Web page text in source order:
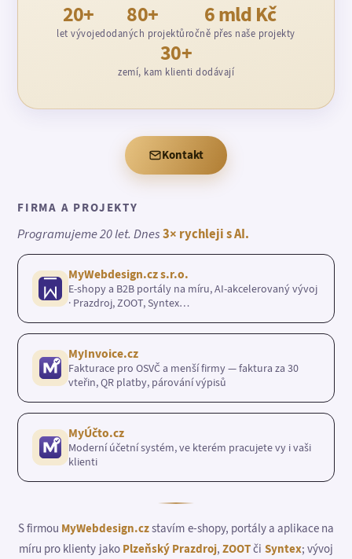
20+
let vývoje
80+
dodaných projektů
6 mld Kč
ročně přes naše projekty
30+
zemí, kam klienti dodávají
Kontakt
FIRMA A PROJEKTY
Programujeme 20 let. Dnes3× rychleji s AI.
MyWebdesign.cz s.r.o.
E-shopy a B2B portály na míru, AI-akcelerovaný vývoj
· Prazdroj, ZOOT, Syntex…
MyInvoice.cz
Fakturace pro OSVČ a menší firmy — faktura za 30
vteřin, QR platby, párování výpisů
MyÚčto.cz
Moderní účetní systém, ve kterém pracujete vy i vaši
klienti
S firmou MyWebdesign.czstavím e-shopy, portály a aplikace na
míru pro klienty jako Plzeňský Prazdroj,ZOOTči Syntex; vývoj